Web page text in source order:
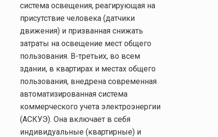
система освещения, реагирующая на
присутствие человека (датчики
движения) и призванная снижать
затраты на освещение мест общего
пользования. В-третьих, во всем
здании, в квартирах и местах общего
пользования, внедрена современная
автоматизированная система
коммерческого учета электроэнергии
(АСКУЭ). Она включает в себя
индивидуальные (квартирные) и